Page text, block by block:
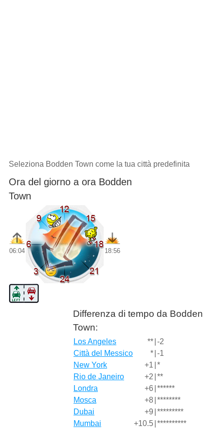
Seleziona Bodden Town come la tua città predefinita
Ora del giorno a ora Bodden
Town
06:04 18:56
Differenza di tempo da Bodden
Town:
Los Angeles ** -2
Città del Messico
* -1
New York
+1 *
Rio de Janeiro
+2 **
Londra
+6 ******
Mosca
+8 ********
Dubai
+9 *********
Mumbai
+10.5 **********